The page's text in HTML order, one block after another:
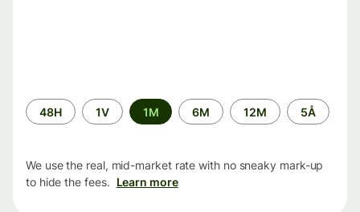
Time
period
48H 1V 1M 6M 12M 5Å
We use the real, mid-market rate with no sneaky mark-up
to hide the fees. Learn more